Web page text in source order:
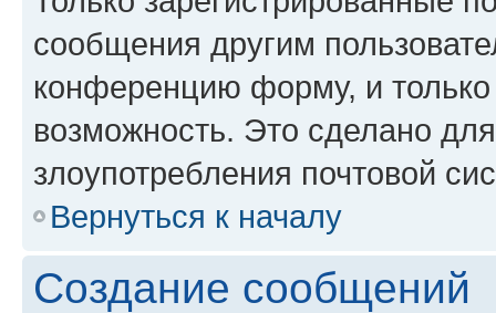
сообщения другим
конференцию форму, и
возможность. Это сделано
злоупотребления почтовой
Вернуться к началу
Создание сообщений